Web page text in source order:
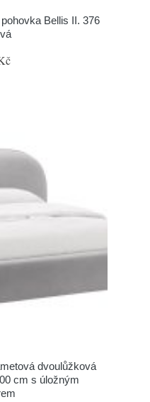
Bellis II. 376
dvoulůžková
cm s úložným